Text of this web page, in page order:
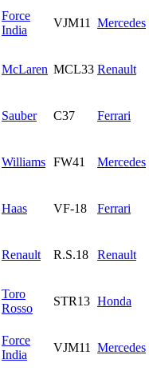
Force
India
VJM11 Mercedes
McLaren MCL33 Renault
Sauber C37 Ferrari
Williams FW41 Mercedes
Haas VF-18 Ferrari
Renault R.S.18 Renault
Toro
Rosso
STR13 Honda
Force
India
VJM11 Mercedes